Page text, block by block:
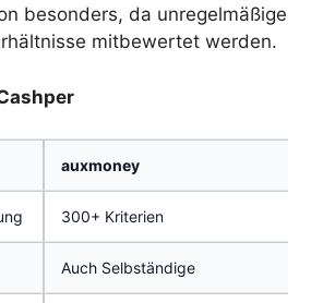
besonders, da unregelmäßige
mitbewertet werden.
auxmoney
300+ Kriterien
Auch Selbständige